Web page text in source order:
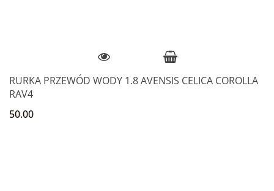
RURKA PRZEWÓD WODY 1.8 AVENSIS CELICA COROLLA
RAV4
50.00